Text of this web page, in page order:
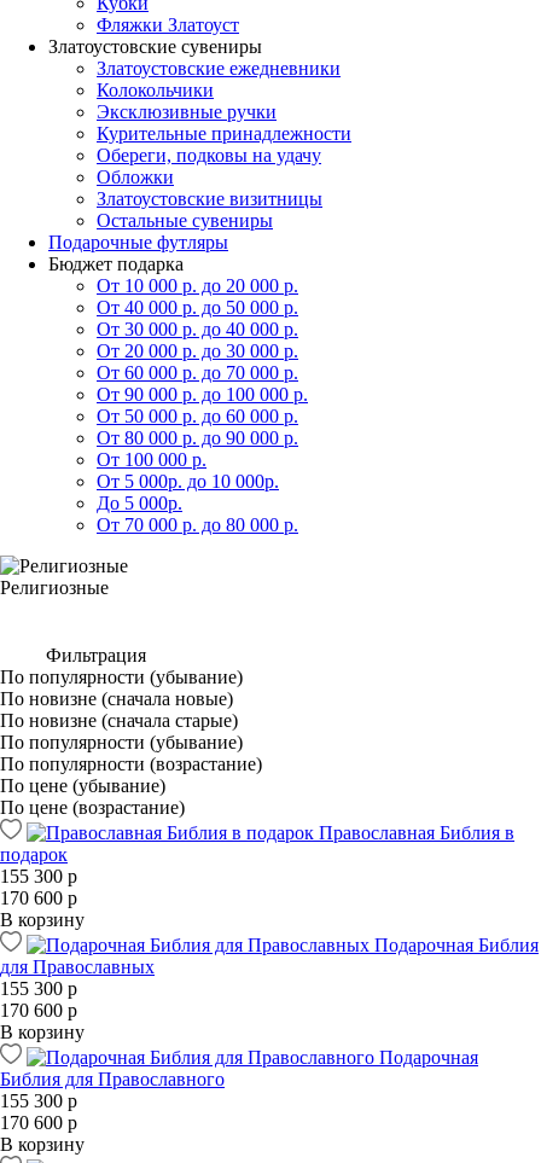
Фляжки Златоуст
Златоустовские сувениры
Златоустовские ежедневники
Колокольчики
Эксклюзивные ручки
Курительные принадлежности
Обереги, подковы на удачу
Обложки
Златоустовские визитницы
Остальные сувениры
Подарочные футляры
Бюджет подарка
От 10 000 р. до 20 000 р.
От 40 000 р. до 50 000 р.
От 30 000 р. до 40 000 р.
От 20 000 р. до 30 000 р.
От 60 000 р. до 70 000 р.
От 90 000 р. до 100 000 р.
От 50 000 р. до 60 000 р.
От 80 000 р. до 90 000 р.
От 100 000 р.
От 5 000р. до 10 000р.
До 5 000р.
От 70 000 р. до 80 000 р.
Религиозные
Фильтрация
По популярности (убывание)
По новизне (сначала новые)
По новизне (сначала старые)
По популярности (убывание)
По популярности (возрастание)
По цене (убывание)
По цене (возрастание)
Православная Библия в
подарок
155 300 р
170 600 р
В корзину
Подарочная Библия
для Православных
155 300 р
170 600 р
В корзину
Подарочная
Библия для Православного
155 300 р
170 600 р
В корзину